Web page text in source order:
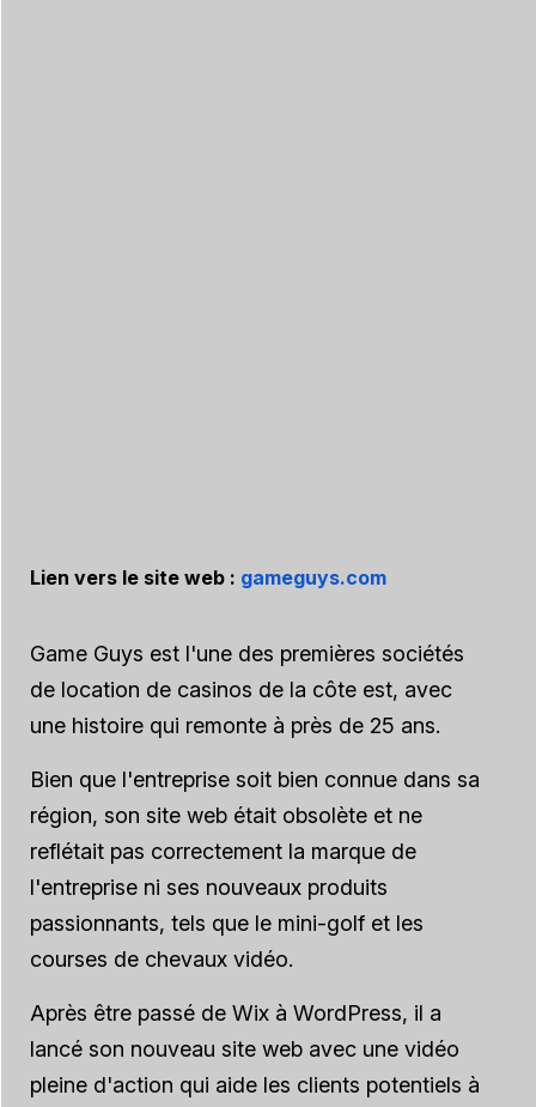
Lien vers le site web : gameguys.com
Game Guys est l'une des premières sociétés
de location de casinos de la côte est, avec
une histoire qui remonte à près de 25 ans.
Bien que l'entreprise soit bien connue dans sa
région, son site web était obsolète et ne
reflétait pas correctement la marque de
l'entreprise ni ses nouveaux produits
passionnants, tels que le mini-golf et les
courses de chevaux vidéo.
Après être passé de Wix à WordPress, il a
lancé son nouveau site web avec une vidéo
pleine d'action qui aide les clients potentiels à